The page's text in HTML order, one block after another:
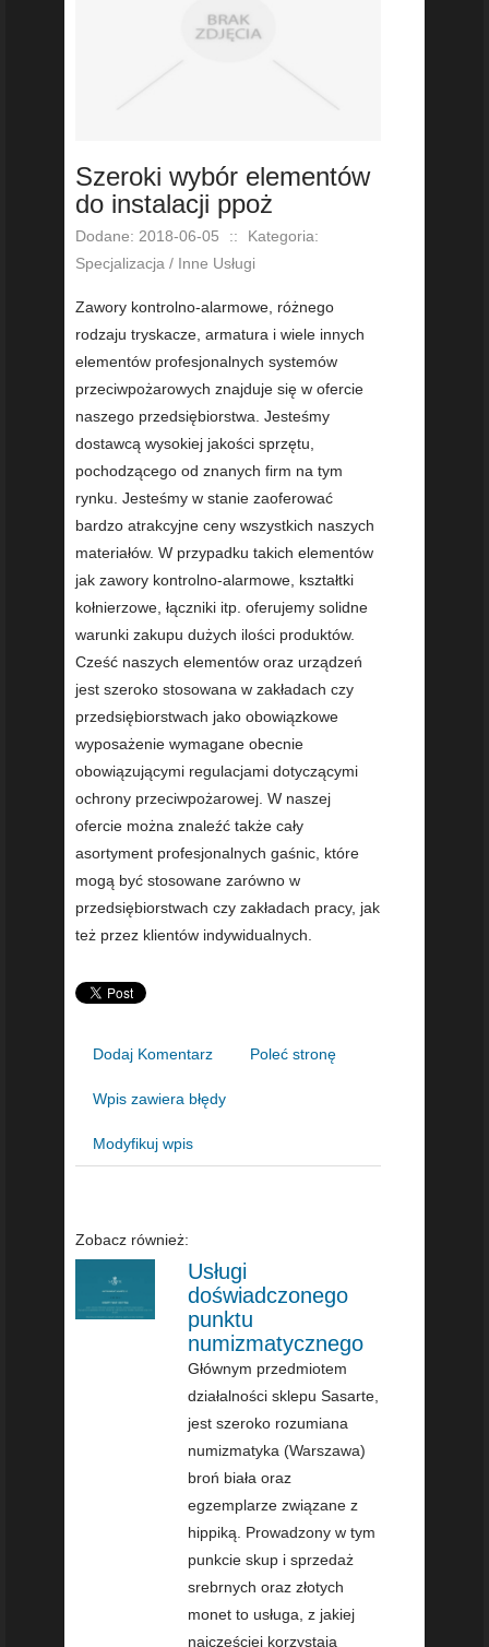
Szeroki wybór elementów
do instalacji ppoż
Dodane: 2018-06-05 ::
Kategoria:
Specjalizacja / Inne Usługi
Zawory kontrolno-alarmowe, różnego
rodzaju tryskacze, armatura i wiele innych
elementów profesjonalnych systemów
przeciwpożarowych znajduje się w ofercie
naszego przedsiębiorstwa. Jesteśmy
dostawcą wysokiej jakości sprzętu,
pochodzącego od znanych firm na tym
rynku. Jesteśmy w stanie zaoferować
bardzo atrakcyjne ceny wszystkich naszych
materiałów. W przypadku takich elementów
jak zawory kontrolno-alarmowe, kształtki
kołnierzowe, łączniki itp. oferujemy solidne
warunki zakupu dużych ilości produktów.
Cześć naszych elementów oraz urządzeń
jest szeroko stosowana w zakładach czy
przedsiębiorstwach jako obowiązkowe
wyposażenie wymagane obecnie
obowiązującymi regulacjami dotyczącymi
ochrony przeciwpożarowej. W naszej
ofercie można znaleźć także cały
asortyment profesjonalnych gaśnic, które
mogą być stosowane zarówno w
przedsiębiorstwach czy zakładach pracy, jak
też przez klientów indywidualnych.
Dodaj Komentarz Poleć stronę
Wpis zawiera błędy
Modyfikuj wpis
Zobacz również:
Usługi
doświadczonego
punktu
numizmatycznego
Głównym przedmiotem
działalności sklepu Sasarte,
jest szeroko rozumiana
numizmatyka (Warszawa)
broń biała oraz
egzemplarze związane z
hippiką. Prowadzony w tym
punkcie skup i sprzedaż
srebrnych oraz złotych
monet to usługa, z jakiej
najczęściej korzystają